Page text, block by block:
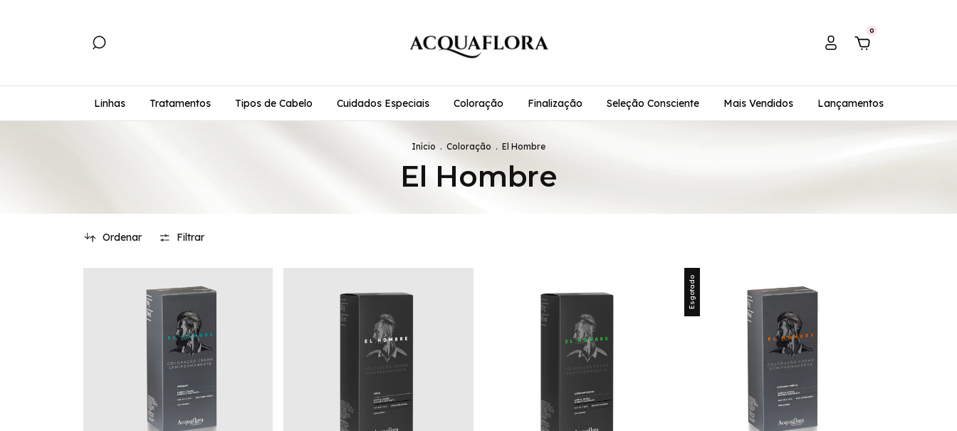
0
Linhas Tratamentos Tipos de Cabelo Cuidados Especiais Coloração Finalização Seleção Consciente Mais Vendidos Lançamentos
Início . Coloração . El Hombre
El Hombre
Ordenar Filtrar
Esgotado